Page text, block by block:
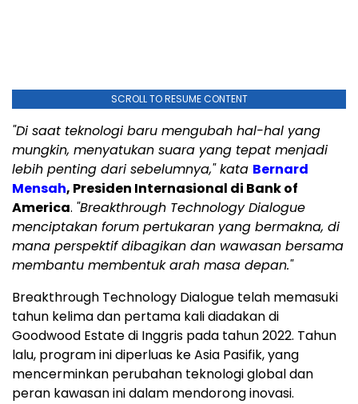
SCROLL TO RESUME CONTENT
"Di saat teknologi baru mengubah hal-hal yang
mungkin, menyatukan suara yang tepat menjadi
lebih penting dari sebelumnya," kata Bernard
Mensah, Presiden Internasional di Bank of
America. "Breakthrough Technology Dialogue
menciptakan forum pertukaran yang bermakna, di
mana perspektif dibagikan dan wawasan bersama
membantu membentuk arah masa depan."
Breakthrough Technology Dialogue telah memasuki
tahun kelima dan pertama kali diadakan di
Goodwood Estate di Inggris pada tahun 2022. Tahun
lalu, program ini diperluas ke Asia Pasifik, yang
mencerminkan perubahan teknologi global dan
peran kawasan ini dalam mendorong inovasi.